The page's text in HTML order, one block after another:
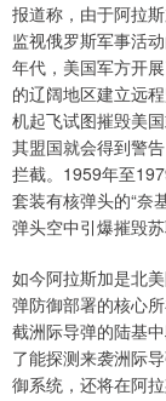
报道称，由于阿拉
监视俄罗斯军事活
年代，美国军方开
的辽阔地区建立远
机起飞试图摧毁美
其盟国就会得到警
拦截。1959年至
套装有核弹头的“奈
弹头空中引爆摧毁苏
如今阿拉斯加是北
弹防御部署的核心
截洲际导弹的陆基
了能探测来袭洲际
御系统，还将在阿